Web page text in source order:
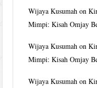
Wijaya Kusumah on
Mimpi: Kisah Omjay
Wijaya Kusumah on
Mimpi: Kisah Omjay
Wijaya Kusumah on